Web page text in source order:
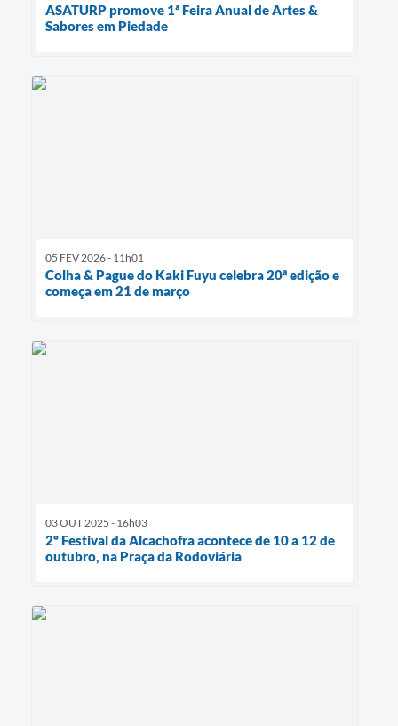
ASATURP promove 1ª Feira Anual de Artes &
Sabores em Piedade
05 FEV 2026 - 11h01
Colha & Pague do Kaki Fuyu celebra 20ª edição e
começa em 21 de março
03 OUT 2025 - 16h03
2º Festival da Alcachofra acontece de 10 a 12 de
outubro, na Praça da Rodoviária